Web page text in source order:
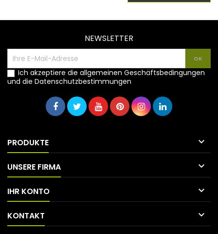
NEWSLETTER
Ich akzeptiere die allgemeinen Geschäftsbedingungen
und die Datenschutzbestimmungen
PRODUKTE 
UNSERE FIRMA 
IHR KONTO 
KONTAKT 